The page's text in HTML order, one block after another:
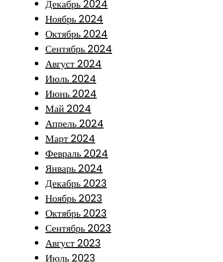
Декабрь 2024
Ноябрь 2024
Октябрь 2024
Сентябрь 2024
Август 2024
Июль 2024
Июнь 2024
Май 2024
Апрель 2024
Март 2024
Февраль 2024
Январь 2024
Декабрь 2023
Ноябрь 2023
Октябрь 2023
Сентябрь 2023
Август 2023
Июль 2023